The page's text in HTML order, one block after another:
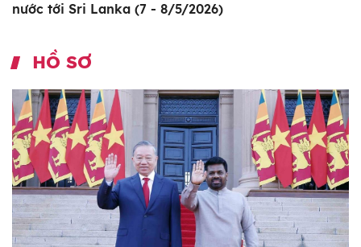
nước tới Sri Lanka (7 - 8/5/2026)
HỒ SƠ